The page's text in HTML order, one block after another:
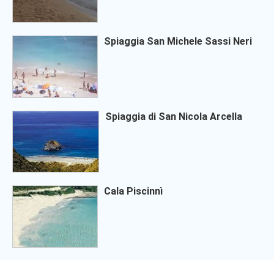
Spiaggia San Michele Sassi Neri
Spiaggia di San Nicola Arcella
Cala Piscinnì